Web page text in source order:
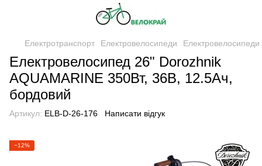
Електротранспорт Електровелосипеди
Електровелосипед 26" Dorozhnik
AQUAMARINE 350Вт, 36В, 12.5Ач,
бордовий
Артикул: ELB-D-26-176 Написати відгук
−12%